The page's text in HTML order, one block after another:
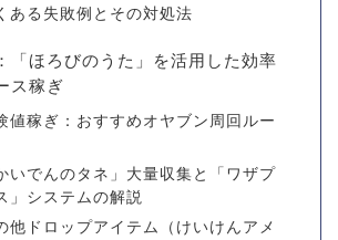
ある失敗例とその対処法
「ほろびのうた」を活用した効率
ス稼ぎ
値稼ぎ：おすすめオヤブン周回ルー
いでんのタネ」大量収集と「ワザプ
」システムの解説
他ドロップアイテム（けいけんアメ